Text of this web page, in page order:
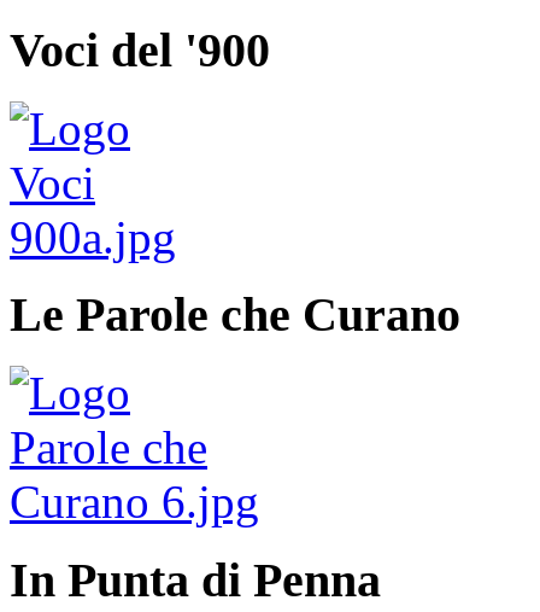
Voci del '900
Le Parole che Curano
In Punta di Penna